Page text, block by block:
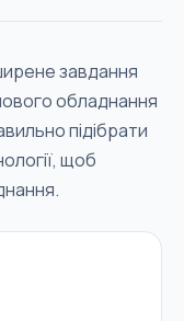
завдання
обладнання
підібрати
щоб